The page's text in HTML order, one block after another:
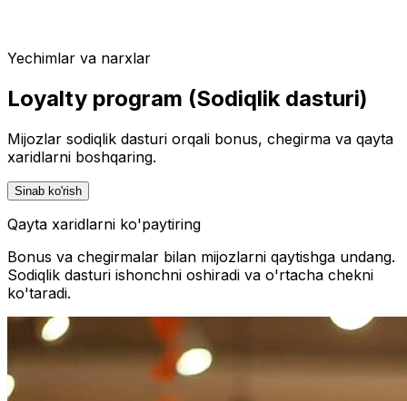
Yechimlar va narxlar
Loyalty program (Sodiqlik dasturi)
Mijozlar sodiqlik dasturi orqali bonus, chegirma va qayta
xaridlarni boshqaring.
Sinab ko'rish
Qayta xaridlarni ko'paytiring
Bonus va chegirmalar bilan mijozlarni qaytishga undang.
Sodiqlik dasturi ishonchni oshiradi va o'rtacha chekni
ko'taradi.